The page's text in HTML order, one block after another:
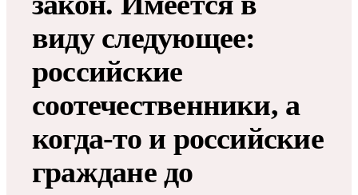
виду следующее:
российские
соотечественники, а
когда-то и российские
граждане до